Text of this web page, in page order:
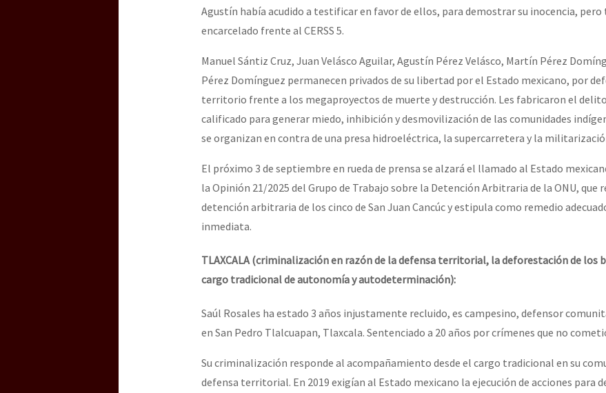
Agustín había acudido a testificar en favor de ellos, para demostrar su inocencia,
encarcelado frente al CERSS 5.
Manuel Sántiz Cruz, Juan Velásco Aguilar, Agustín Pérez Velásco, Martín Pérez
Pérez Domínguez permanecen privados de su libertad por el Estado mexicano, por
territorio frente a los megaproyectos de muerte y destrucción. Les fabricaron el
calificado para generar miedo, inhibición y desmovilización de las comunidades
se organizan en contra de una presa hidroeléctrica, la supercarretera y la
El próximo 3 de septiembre en rueda de prensa se alzará el llamado al Estado
la Opinión 21/2025 del Grupo de Trabajo sobre la Detención Arbitraria de la ONU, que
detención arbitraria de los cinco de San Juan Cancúc y estipula como remedio
inmediata.
TLAXCALA (criminalización en razón de la defensa territorial, la deforestación de los
cargo tradicional de autonomía y autodeterminación):
Saúl Rosales ha estado 3 años injustamente recluido, es campesino, defensor
en San Pedro Tlalcuapan, Tlaxcala. Sentenciado a 20 años por crímenes que no
Su criminalización responde al acompañamiento desde el cargo tradicional en su
defensa territorial. En 2019 exigían al Estado mexicano la ejecución de acciones para